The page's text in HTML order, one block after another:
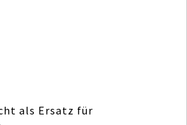
als Ersatz für